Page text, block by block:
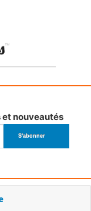
et nouveautés